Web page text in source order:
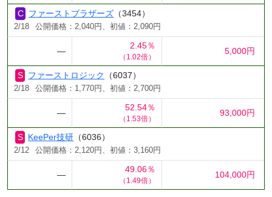
ファーストブラザーズ （3454）
2/18 公開価格：2,040円、初値：2,090円
―
2.45％
（1.02倍）
5,000円
ファーストロジック （6037）
2/18 公開価格：1,770円、初値：2,700円
―
52.54％
（1.53倍）
93,000円
KeePer技研 （6036）
2/12 公開価格：2,120円、初値：3,160円
―
49.06％
（1.49倍）
104,000円